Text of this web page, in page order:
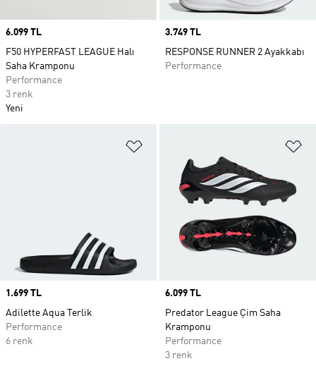
Price
6.099 TL
F50 HYPERFAST LEAGUE Halı
Saha Kramponu
Performance
3 renk
Yeni
Price
3.749 TL
RESPONSE RUNNER 2 Ayakkabı
Performance
Price
1.699 TL
Adilette Aqua Terlik
Performance
6 renk
Price
6.099 TL
Predator League Çim Saha
Kramponu
Performance
3 renk